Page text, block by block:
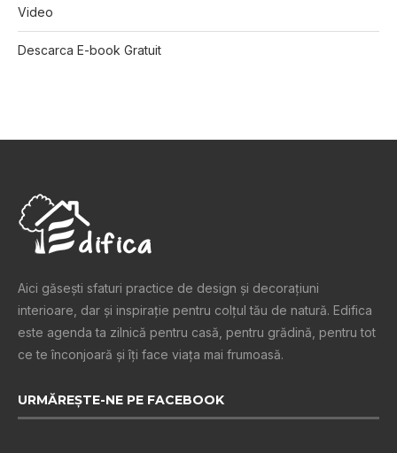
Video
Descarca E-book Gratuit
Aici găsești sfaturi practice de design şi decoraţiuni
interioare, dar și inspiraţie pentru colţul tău de natură. Edifica
este agenda ta zilnică pentru casă, pentru grădină, pentru tot
ce te înconjoară şi îţi face viaţa mai frumoasă.
URMĂREȘTE-NE PE FACEBOOK